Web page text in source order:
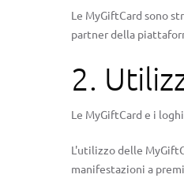
Le MyGiftCard sono
partner della
2.
Le MyGiftCard e i
L'utilizzo delle
manifestazioni a